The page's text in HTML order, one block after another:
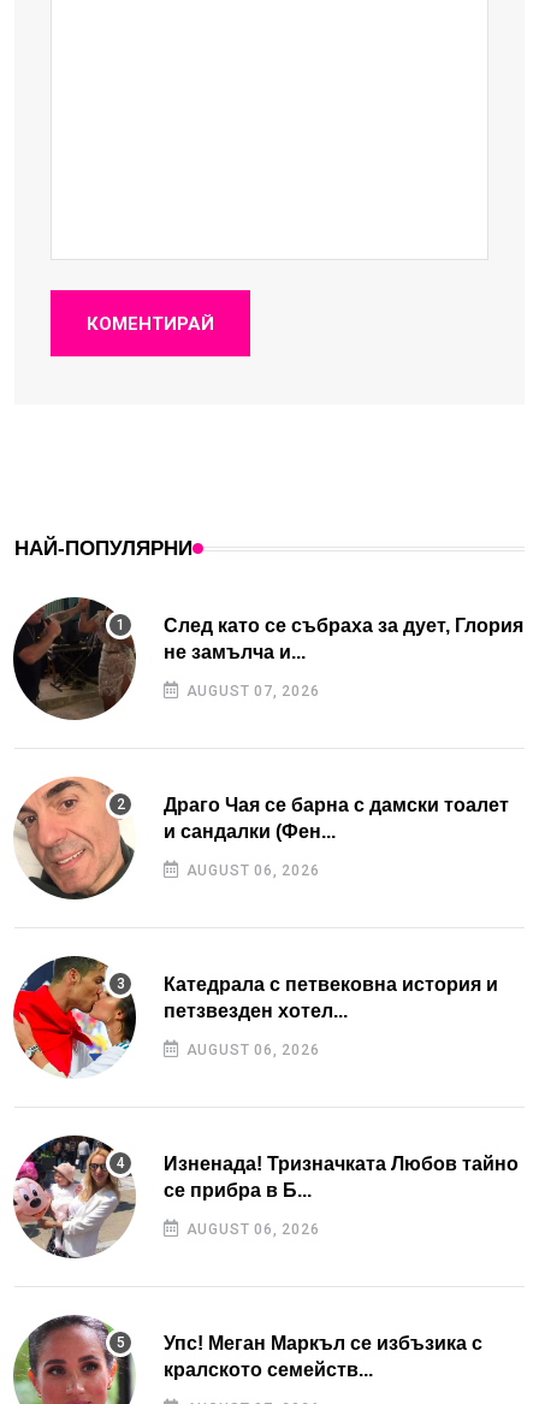
КОМЕНТИРАЙ
НАЙ-ПОПУЛЯРНИ
След като се събраха за дует, Глория
не замълча и...
AUGUST 07, 2026
Драго Чая се барна с дамски тоалет
и сандалки (Фен...
AUGUST 06, 2026
Катедрала с петвековна история и
петзвезден хотел...
AUGUST 06, 2026
Изненада! Тризначката Любов тайно
се прибра в Б...
AUGUST 06, 2026
Упс! Меган Маркъл се избъзика с
кралското семейств...